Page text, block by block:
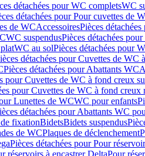
détachées pour WC completsWC
détachées pour Pour cuvettes de
de WCAccessoiresPièces
WC suspendusPièces détachées
WC au solPièces détachées pour
détachées pour Cuvettes de WC
Pièces détachées pour Abattants WC
pour Cuvettes de WC à fond creux
pour Cuvettes de WC à fond creux
Lunettes de WCWC pour enfants
détachées pour Abattants WC
fixationBidetsBidets suspendus
de WCPlaques de déclenchement
Pièces détachées pour Pour
réservoirs à encastrer DeltaPour